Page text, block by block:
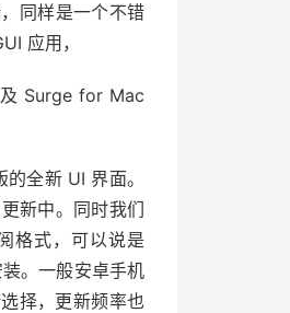
同样是一个不错
应用，
Surge for Mac
全新 UI 界面。
新中。同时我们
格式，可以说是
。一般安卓手机
择，更新频率也